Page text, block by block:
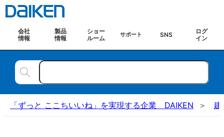
会社
情報
製品
情報
ショー
ルーム
サポート SNS
ログ
イン
「ずっと ここちいいね」を実現する企業 DAIKEN 建